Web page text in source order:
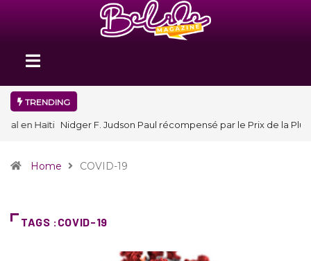
TRENDING
Nidger F. Judson Paul récompensé par le Prix de la Plume
Home COVID-19
TAGS :COVID-19